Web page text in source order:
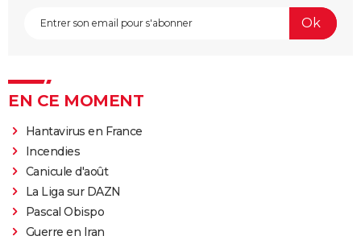
EN CE MOMENT
Hantavirus en France
Incendies
Canicule d'août
La Liga sur DAZN
Pascal Obispo
Guerre en Iran